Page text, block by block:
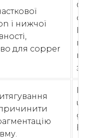
і нижчої
для copper